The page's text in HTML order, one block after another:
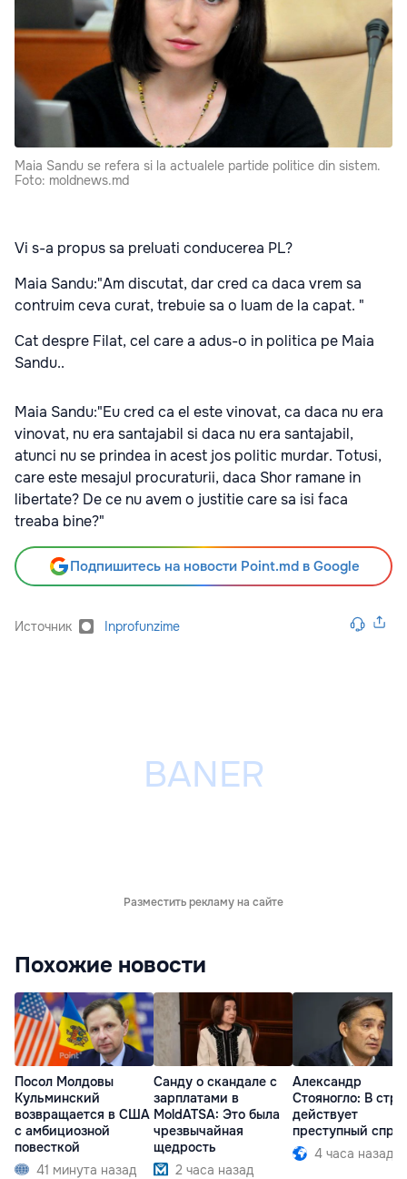
Maia Sandu se refera si la actualele partide politice din sistem.
Foto: moldnews.md
Vi s-a propus sa preluati conducerea PL?
Maia Sandu:"Am discutat, dar cred ca daca vrem sa
contruim ceva curat, trebuie sa o luam de la capat. "
Cat despre Filat, cel care a adus-o in politica pe Maia
Sandu..
Maia Sandu:"Eu cred ca el este vinovat, ca daca nu era
vinovat, nu era santajabil si daca nu era santajabil,
atunci nu se prindea in acest jos politic murdar. Totusi,
care este mesajul procuraturii, daca Shor ramane in
libertate? De ce nu avem o justitie care sa isi faca
treaba bine?"
Подпишитесь на новости Point.md в Google
Источник Inprofunzime
Разместить рекламу на сайте
Похожие новости
Посол Молдовы
Кульминский
возвращается в США
с амбициозной
повесткой
41 минута назад
Санду о скандале с
зарплатами в
MoldATSA: Это была
чрезвычайная
щедрость
2 часа назад
Александр
Стояногло: В
действует
преступный спрут
4 часа назад